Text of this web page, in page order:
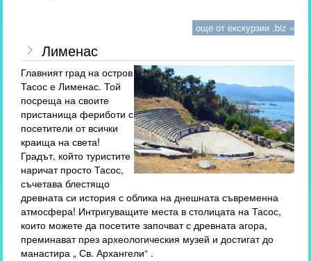
още от екскурзии .biz »
Лименас
Главният град на остров
Тасос е Лименас. Той
посреща на своите
пристанища фериботи с
посетители от всички
краища на света!
Градът, който туристите
наричат просто Тасос,
съчетава блестящо
древната си история с облика на днешната съвременна
атмосфера! Интригуващите места в столицата на Тасос,
които можете да посетите започват с древната агора,
преминават през археологическия музей и достигат до
манастира „ Св. Архангели“ .